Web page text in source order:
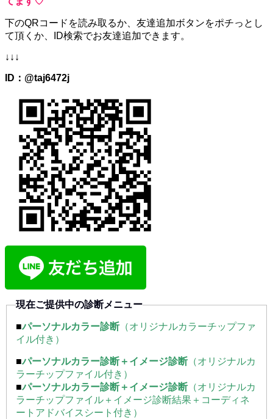
下のQRコードを読み取るか、 友達追加ボタンをポチっとし
て頂くか、
ID検索でお友達追加できます。
↓↓↓
ID：@taj6472j
現在ご提供中の診断メニュー
■パーソナルカラー診断 （オリジナルカラーチップファ
イル付き）
■パーソナルカラー診断＋イメージ診断 （オリジナルカ
ラーチップファイル付き）
■パーソナルカラー診断＋イメージ診断 （オリジナルカ
ラーチップファイル＋イメージ診断結果＋コーディネ
ートアドバイスシート付き）